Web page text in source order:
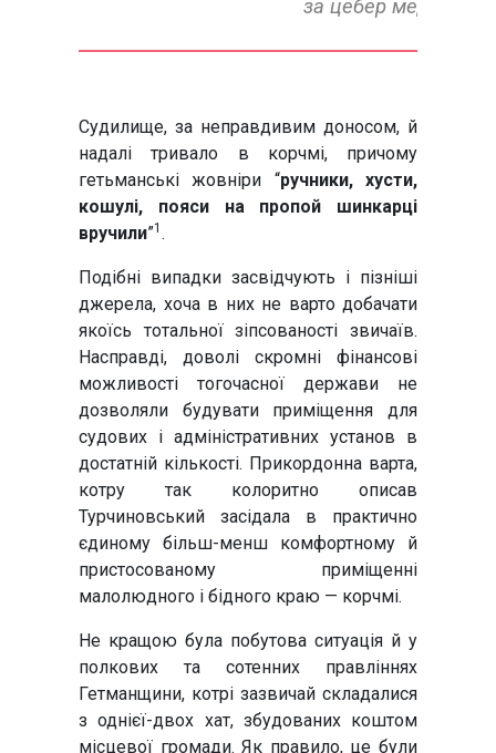
за цебер меду.
Судилище, за неправдивим доносом, й
надалі тривало в корчмі, причому
гетьманські жовніри “ручники, хусти,
кошулі, пояси на пропой шинкарці
вручили”1 .
Подібні випадки засвідчують і пізніші
джерела, хоча в них не варто добачати
якоїсь тотальної зіпсованості звичаїв.
Насправді, доволі скромні фінансові
можливості тогочасної держави не
дозволяли будувати приміщення для
судових і адміністративних установ в
достатній кількості. Прикордонна варта,
котру так колоритно описав
Турчиновський засідала в практично
єдиному більш-менш комфортному й
пристосованому приміщенні
малолюдного і бідного краю — корчмі.
Не кращою була побутова ситуація й у
полкових та сотенних правліннях
Гетманщини, котрі зазвичай складалися
з однієї-двох хат, збудованих коштом
місцевої громади. Як правило, це були